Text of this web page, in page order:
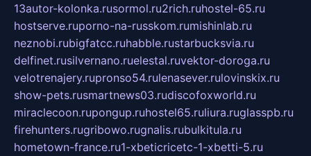
13autor-kolonka.rusormol.ru2rich.ruhostel-65.ru
hostserve.ruporno-na-russkom.rumishinlab.ru
neznobi.rubigfatcc.ruhabble.rustarbucksvia.ru
delfinet.rusilvernano.ruelestal.ruvektor-doroga.ru
velotrenajery.rupronso54.rulenasever.rulovinskix.ru
show-pets.rusmartnews03.rudiscofoxworld.ru
miraclecoon.rupongup.ruhostel65.ruliura.ruglasspb.ru
firehunters.rugribowo.rugnalis.rubulkitula.ru
hometown-france.ru1-xbeticricetc-1-xbetti-5.ru